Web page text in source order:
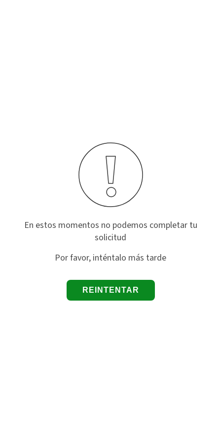
En estos momentos no podemos completar tu
solicitud
Por favor, inténtalo más tarde
REINTENTAR